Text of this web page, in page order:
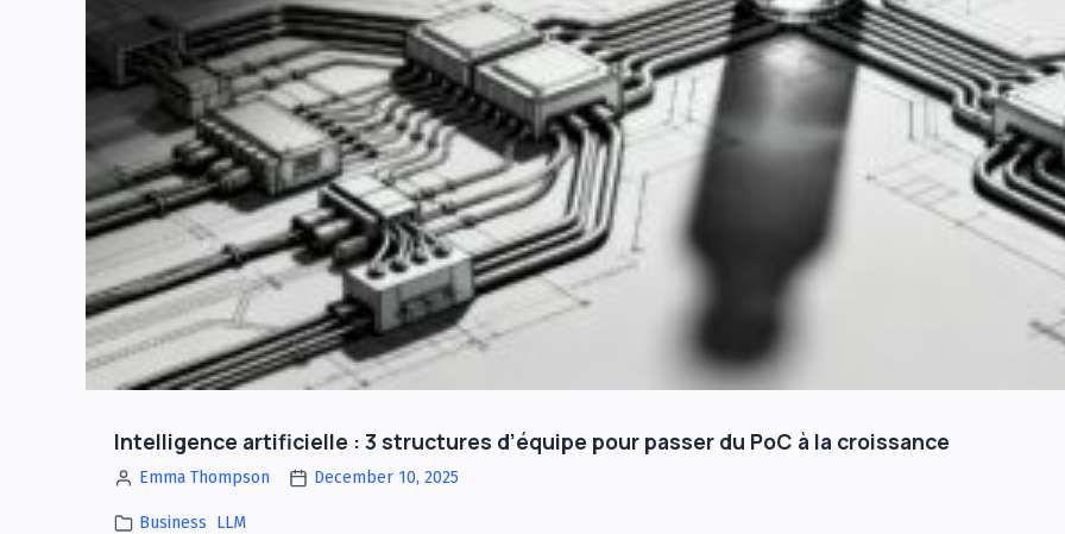
Intelligence artificielle : 3 structures d’équipe pour passer du PoC à la croissance
Emma Thompson December 10, 2025
Business LLM